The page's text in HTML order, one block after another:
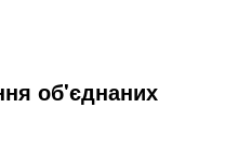
об'єднаних